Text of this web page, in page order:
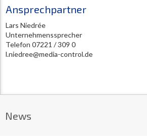
Ansprechpartner
Lars Niedrée
Unternehmenssprecher
Telefon 07221 / 309 0
l.niedree@media-control.de
News